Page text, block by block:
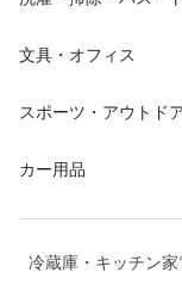
カー用品